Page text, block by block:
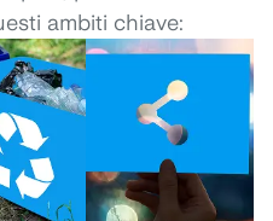
ambiti chiave: